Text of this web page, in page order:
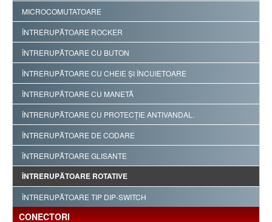
MICROCOMUTATOARE
ÎNTRERUPĂTOARE ROCKER
ÎNTRERUPĂTOARE CU BUTON
ÎNTRERUPĂTOARE CU CHEIE ŞI ÎNCUIETOARE
ÎNTRERUPĂTOARE CU MANETĂ
ÎNTRERUPĂTOARE CU PROTECŢIE ANTIVANDAL.
ÎNTRERUPĂTOARE DE CODARE
ÎNTRERUPĂTOARE GLISANTE
ÎNTRERUPĂTOARE ROTATIVE
ÎNTRERUPĂTOARE TIP DIP-SWITCH
CONECTORI